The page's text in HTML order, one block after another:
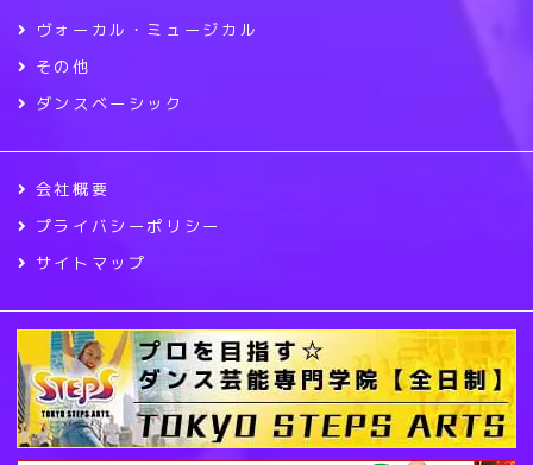
ヴォーカル・ミュージカル
その他
ダンスベーシック
会社概要
プライバシーポリシー
サイトマップ